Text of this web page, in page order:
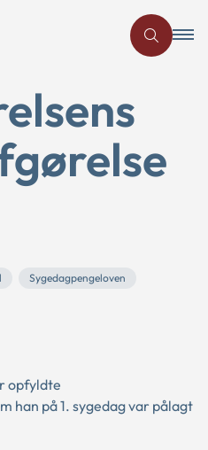
Sygedagpengeloven
opfyldte
han på 1. sygedag var pålagt